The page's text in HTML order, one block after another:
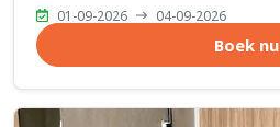
01-09-2026
04-09-2026
Boek nu